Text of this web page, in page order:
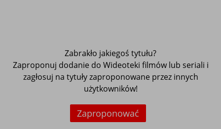
Zabrakło jakiegoś tytułu?
Zaproponuj dodanie do Wideoteki filmów lub seriali i
zagłosuj na tytuły zaproponowane przez innych
użytkowników!
Zaproponować